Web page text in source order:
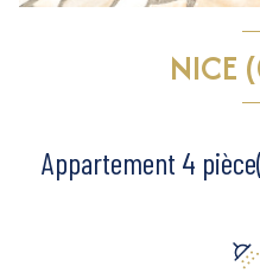
NICE